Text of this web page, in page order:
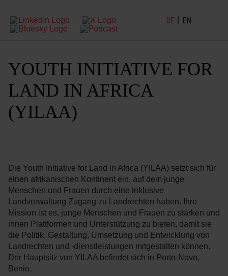
DE EN
YOUTH INITIATIVE FOR
LAND IN AFRICA
(YILAA)
Die Youth Initiative for Land in Africa (YILAA) setzt sich für
einen afrikanischen Kontinent ein, auf dem junge
Menschen und Frauen durch eine inklusive
Landverwaltung Zugang zu Landrechten haben. Ihre
Mission ist es, junge Menschen und Frauen zu stärken und
ihnen Plattformen und Unterstützung zu bieten, damit sie
die Politik, Gestaltung, Umsetzung und Entwicklung von
Landrechten und -dienstleistungen mitgestalten können.
Der Hauptsitz von YILAA befindet sich in Porto-Novo,
Benin.